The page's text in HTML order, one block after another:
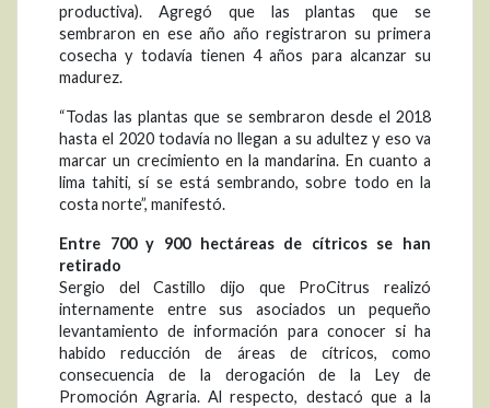
productiva). Agregó que las plantas que se
sembraron en ese año año registraron su primera
cosecha y todavía tienen 4 años para alcanzar su
madurez.
“Todas las plantas que se sembraron desde el 2018
hasta el 2020 todavía no llegan a su adultez y eso va
marcar un crecimiento en la mandarina. En cuanto a
lima tahiti, sí se está sembrando, sobre todo en la
costa norte”, manifestó.
Entre 700 y 900 hectáreas de cítricos se han
retirado
Sergio del Castillo dijo que ProCitrus realizó
internamente entre sus asociados un pequeño
levantamiento de información para conocer si ha
habido reducción de áreas de cítricos, como
consecuencia de la derogación de la Ley de
Promoción Agraria. Al respecto, destacó que a la